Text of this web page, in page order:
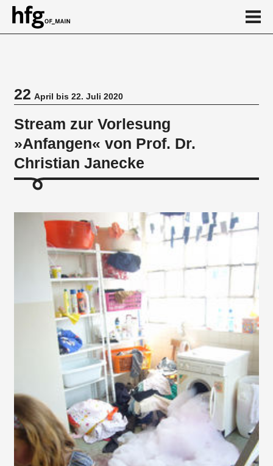
22April bis 22. Juli 2020
Stream zur Vorlesung
»Anfangen« von Prof. Dr.
Christian Janecke